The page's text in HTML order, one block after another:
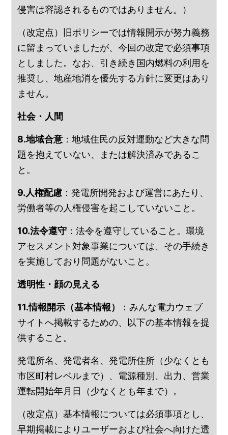
侵害は容認されるものではありません。）
（改定点）旧ポリシーでは情報開示が努力義務
に留まっていましたが、今回の改定で必須事項
としました。なお、引き続き国内燃料の利用を
推奨し、地産地消を優先する方針に変更はあり
ません。
社会・人間
8.地域合意 ：地域住民の反対運動など大きな問
題を抱えていない、または解決済みであるこ
と。
9.人権配慮 ：発電所開発および運営にあたり、
労働者等の人権侵害を起こしていないこと。
10.法令遵守 ：法令を遵守していること。環境
アセスメント対象事業については、その手続き
を実施しており問題がないこと。
透明性・顔の見える
11.情報開示（基本情報）
：みんな電力ウェブ
サイトへ掲載するための、以下の基本情報を提
供すること。
発電所名、発電者名、発電所住所（少なくとも
市区町村レベルまで）、電源種別、出力、営業
運転開始年月日（少なくとも年まで）。
（改定点）基本情報については必須事項とし、
早期掲載によりユーザーおよび社会へ向けた透